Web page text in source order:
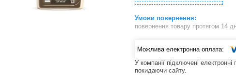
повернення товару протягом 14
У компанії підключені
покидаючи сайту.